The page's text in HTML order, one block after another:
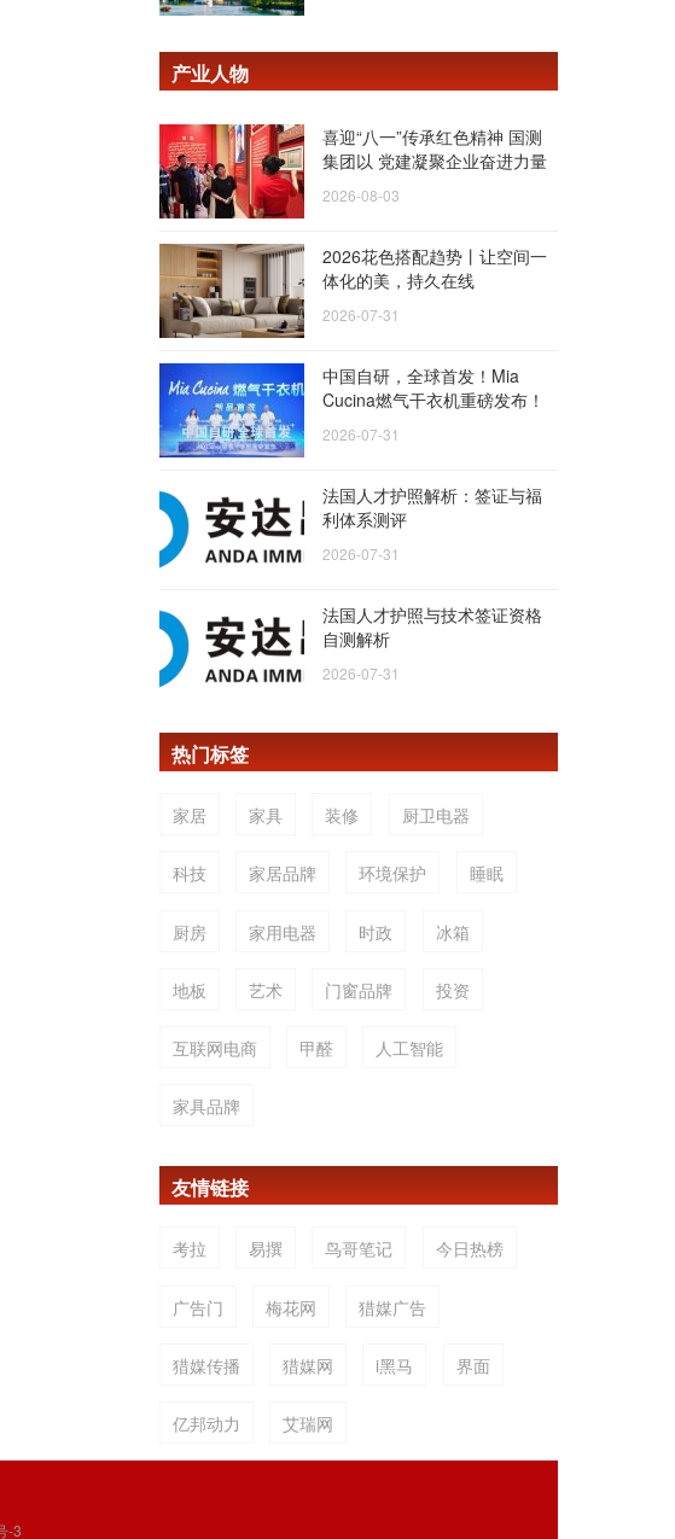
产业人物
喜迎“八一”传承红色精神 国测
集团以 党建凝聚企业奋进力量
2026-08-03
2026花色搭配趋势丨让空间一
体化的美，持久在线
2026-07-31
中国自研，全球首发！Mia
Cucina燃气干衣机重磅发布！
2026-07-31
法国人才护照解析：签证与福
利体系测评
2026-07-31
法国人才护照与技术签证资格
自测解析
2026-07-31
热门标签
家居 家具 装修 厨卫电器
科技 家居品牌 环境保护 睡眠
厨房 家用电器 时政 冰箱
地板 艺术 门窗品牌 投资
互联网电商 甲醛 人工智能
家具品牌
友情链接
考拉 易撰 鸟哥笔记 今日热榜
广告门 梅花网 猎媒广告
猎媒传播 猎媒网 i黑马 界面
亿邦动力 艾瑞网
-3